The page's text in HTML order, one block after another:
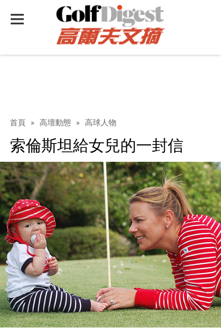
首頁 » 高壇動態 » 高球人物
索倫斯坦給女兒的一封信